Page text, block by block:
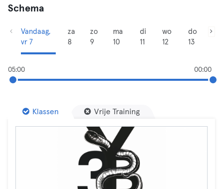
Schema
Vandaag,
vr 7
za
8
zo
9
ma
10
di
11
wo
12
do
13
05:00 00:00
Klassen Vrije Training